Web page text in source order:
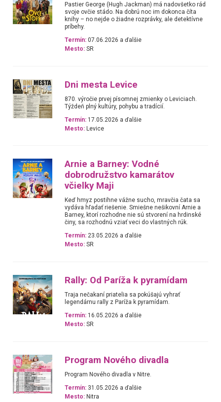
Pastier George (Hugh Jackman) má nadovšetko rád
svoje ovčie stádo. Na dobrú noc im dokonca číta
knihy – no nejde o žiadne rozprávky, ale detektívne
príbehy.
Termín: 07.06.2026 a ďalšie
Mesto: SR
Dni mesta Levice
870. výročie prvej písomnej zmienky o Leviciach.
Týždeň plný kultúry, pohybu a tradícií.
Termín: 17.05.2026 a ďalšie
Mesto: Levice
Arnie a Barney: Vodné
dobrodružstvo kamarátov
včielky Maji
Keď hmyz postihne vážne sucho, mravčia čata sa
vydáva hľadať riešenie. Smiešne nešikovní Arnie a
Barney, ktorí rozhodne nie sú stvorení na hrdinské
činy, sa rozhodnú vziať veci do vlastných rúk.
Termín: 23.05.2026 a ďalšie
Mesto: SR
Rally: Od Paríža k pyramídam
Traja nečakaní priatelia sa pokúšajú vyhrať
legendárnu rally z Paríža k pyramídam.
Termín: 16.05.2026 a ďalšie
Mesto: SR
Program Nového divadla
Program Nového divadla v Nitre.
Termín: 31.05.2026 a ďalšie
Mesto: Nitra